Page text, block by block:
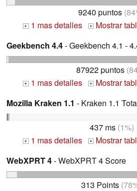
9240 puntos
+ 1 mas detalles +
Mostrar
Geekbench 4.4- Geekbench 4.1 -
87922 puntos
+ 1 mas detalles +
Mostrar
Mozilla Kraken 1.1 - Kraken 1.1
437 ms(1%)
+ 1 mas detalles +
Mostrar
WebXPRT 4- WebXPRT 4 Score
313 Points